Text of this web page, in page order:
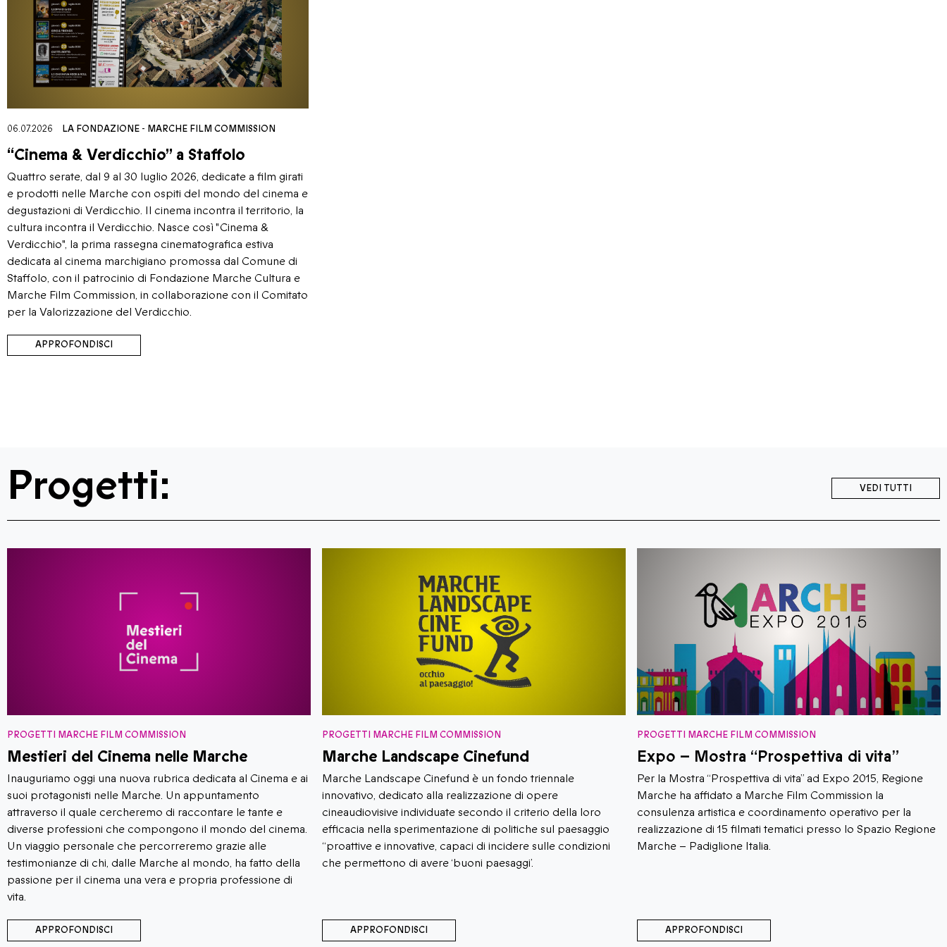
06.07.2026 LA FONDAZIONE- MARCHE FILM COMMISSION
“Cinema & Verdicchio” a Staffolo
Quattro serate, dal 9 al 30 luglio 2026, dedicate a film girati
e prodotti nelle Marche con ospiti del mondo del cinema e
degustazioni di Verdicchio. Il cinema incontra il territorio, la
cultura incontra il Verdicchio. Nasce così "Cinema &
Verdicchio", la prima rassegna cinematografica estiva
dedicata al cinema marchigiano promossa dal Comune di
Staffolo, con il patrocinio di Fondazione Marche Cultura e
Marche Film Commission, in collaborazione con il Comitato
per la Valorizzazione del Verdicchio.
APPROFONDISCI
Progetti: VEDI TUTTI
PROGETTI MARCHE FILM COMMISSION
Mestieri del Cinema nelle Marche
Inauguriamo oggi una nuova rubrica dedicata al Cinema e ai
suoi protagonisti nelle Marche. Un appuntamento
attraverso il quale cercheremo di raccontare le tante e
diverse professioni che compongono il mondo del cinema.
Un viaggio personale che percorreremo grazie alle
testimonianze di chi, dalle Marche al mondo, ha fatto della
passione per il cinema una vera e propria professione di
vita.
APPROFONDISCI
PROGETTI MARCHE FILM COMMISSION
Marche Landscape Cinefund
Marche Landscape Cinefund è un fondo triennale
innovativo, dedicato alla realizzazione di opere
cineaudiovisive individuate secondo il criterio della loro
efficacia nella sperimentazione di politiche sul paesaggio
“proattive e innovative, capaci di incidere sulle condizioni
che permettono di avere ‘buoni paesaggi’.
APPROFONDISCI
PROGETTI MARCHE FILM COMMISSION
Expo – Mostra “Prospettiva di vita”
Per la Mostra “Prospettiva di vita” ad Expo 2015, Regione
Marche ha affidato a Marche Film Commission la
consulenza artistica e coordinamento operativo per la
realizzazione di 15 filmati tematici presso lo Spazio Regione
Marche – Padiglione Italia.
APPROFONDISCI